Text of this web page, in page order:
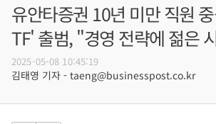
유안타증권 10년 미만 직원
TF' 출범, "경영 전략에 젊은
2025-05-08 10:45:19
김태영 기자 - taeng@businesspost.co.kr